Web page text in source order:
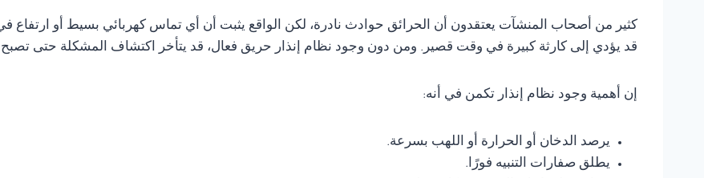
كثير من أصحاب المنشآت يعتقدون أن الحرائق حوادث نادرة، لكن الواقع يثبت أن أي تماس كهربائي بسيط أو ارتفاع
قد يؤدي إلى كارثة كبيرة في وقت قصير. ومن دون وجود نظام إنذار حريق فعال، قد يتأخر اكتشاف المشكلة حتى تصبح
إن أهمية وجود نظام إنذار تكمن في أنه:
يرصد الدخان أو الحرارة أو اللهب بسرعة.
يطلق صفارات التنبيه فورًا.